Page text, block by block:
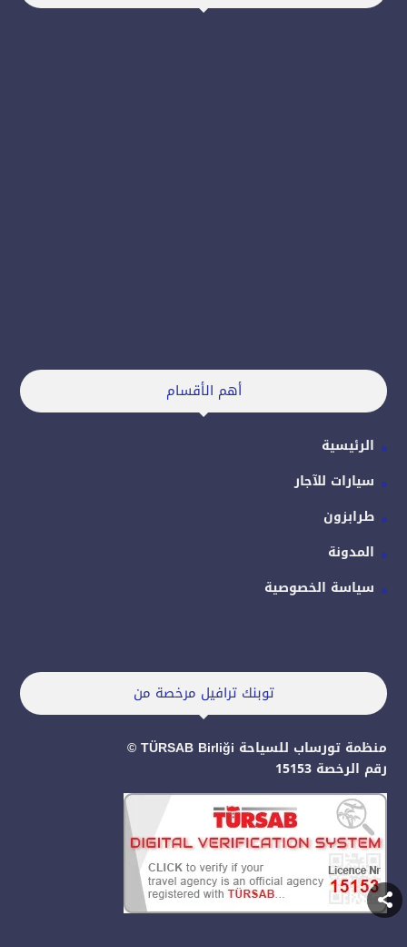
أهم الأقسام
الرئيسية
سيارات للآجار
طرابزون
المدونة
سياسة الخصوصية
توبنك ترافيل مرخصة من
منظمة تورساب للسياحة TÜRSAB Birliği ©
رقم الرخصة 15153